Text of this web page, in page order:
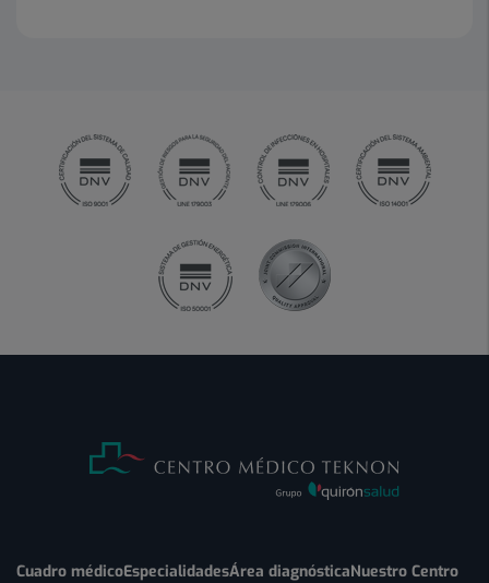
Cuadro médicoEspecialidadesÁrea diagnósticaNuestro Centro